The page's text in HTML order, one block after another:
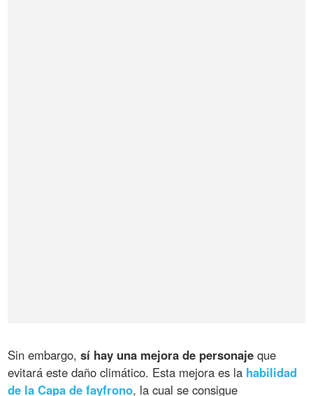
Sin embargo,sí hay una mejora de personaje que
evitará este daño climático. Esta mejora es la habilidad
de la Capa de fayfrono, la cual se consigue